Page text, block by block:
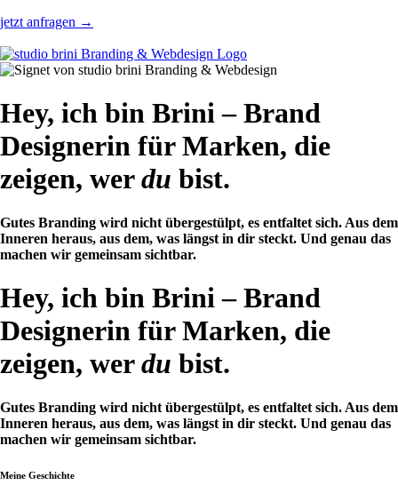
jetzt anfragen →
Hey, ich bin Brini – Brand
Designerin fürMarken, die
zeigen, werdu bist.
Gutes Branding wird nicht übergestülpt, es entfaltet sich. Aus dem
Inneren heraus, aus dem, was längst in dir steckt. Und genau das
machen wir gemeinsam sichtbar.
Hey, ich bin Brini – Brand
Designerin fürMarken, die
zeigen, werdu bist.
Gutes Branding wird nicht übergestülpt, es entfaltet sich. Aus dem
Inneren heraus, aus dem, was längst in dir steckt. Und genau das
machen wir gemeinsam sichtbar.
Meine Geschichte